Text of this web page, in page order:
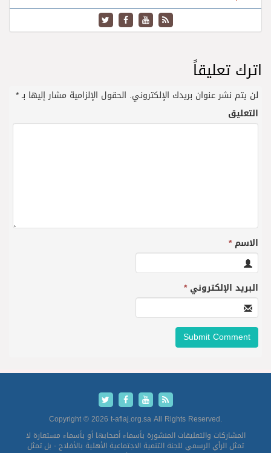
اترك تعليقاً
لن يتم نشر عنوان بريدك الإلكتروني. الحقول الإلزامية مشار إليها بـ*
التعليق
الاسم*
البريد الإلكتروني*
Copyright © 2026 t-aflaj.org.sa All Rights Reserved.
المشاركات والتعليقات المنشورة بأسماء أصحابها أو بأسماء مستعارة لا
تمثل الرأي الرسمي للجنة التنمية الاجتماعية الأهلية بالأفلاج - بل تمثل